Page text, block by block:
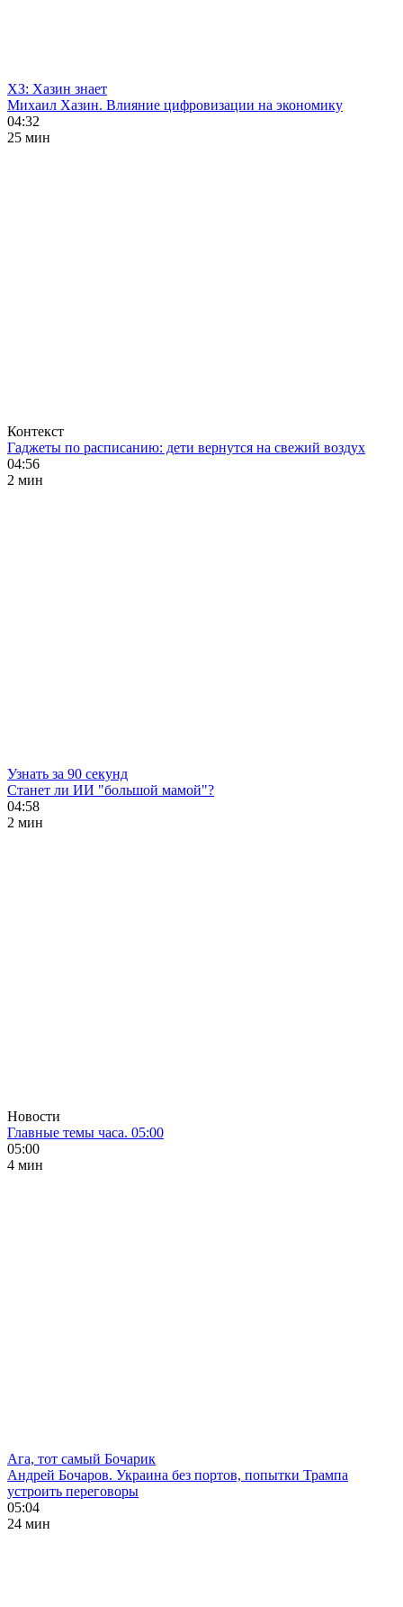
ХЗ: Хазин знает
Михаил Хазин. Влияние цифровизации на экономику
04:32
25 мин
Контекст
Гаджеты по расписанию: дети вернутся на свежий воздух
04:56
2 мин
Узнать за 90 секунд
Станет ли ИИ "большой мамой"?
04:58
2 мин
Новости
Главные темы часа. 05:00
05:00
4 мин
Ага, тот самый Бочарик
Андрей Бочаров. Украина без портов, попытки Трампа
устроить переговоры
05:04
24 мин